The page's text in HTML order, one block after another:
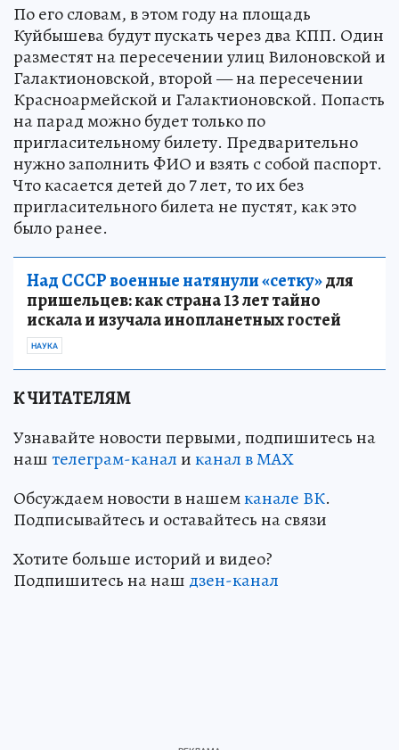
По его словам, в этом году на площадь
Куйбышева будут пускать через два КПП. Один
разместят на пересечении улиц Вилоновской и
Галактионовской, второй — на пересечении
Красноармейской и Галактионовской. Попасть
на парад можно будет только по
пригласительному билету. Предварительно
нужно заполнить ФИО и взять с собой паспорт.
Что касается детей до 7 лет, то их без
пригласительного билета не пустят, как это
было ранее.
Над СССР военные натянули «сетку»для
пришельцев: как страна 13 лет тайно
искала и изучала инопланетных гостей
НАУКА
К ЧИТАТЕЛЯМ
Узнавайте новости первыми, подпишитесь на
наштелеграм-каналиканал в МАХ
Обсуждаем новости в нашемканале ВК.
Подписывайтесь и оставайтесь на связи
Хотите больше историй и видео?
Подпишитесь на наш дзен-канал